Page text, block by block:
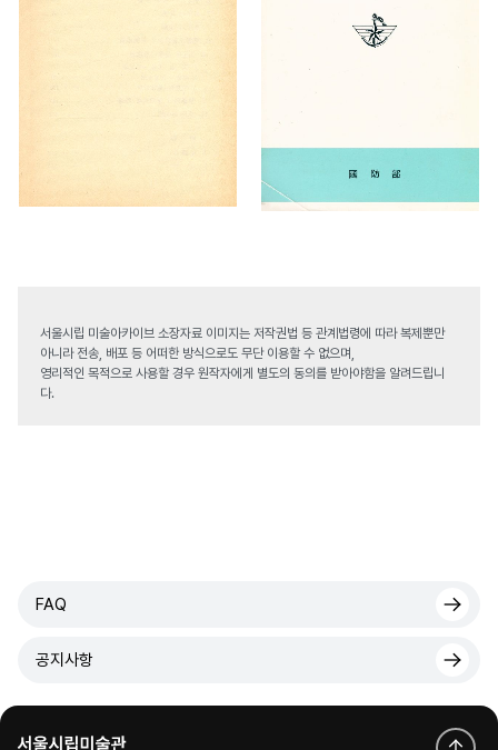
서울시립 미술아카이브 소장자료 이미지는 저작권법 등 관계법령에 따라 복제뿐만
아니라 전송, 배포 등 어떠한 방식으로도 무단 이용할 수 없으며,
영리적인 목적으로 사용할 경우 원작자에게 별도의 동의를 받아야함을 알려드립니
다.
FAQ
공지사항